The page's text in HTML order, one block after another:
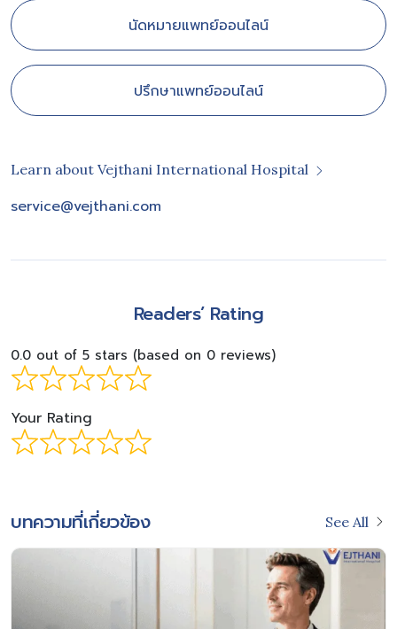
นัดหมายแพทย์ออนไลน์
ปรึกษาแพทย์ออนไลน์
Learn about Vejthani International Hospital
service@vejthani.com
Readers’ Rating
0.0 out of 5 stars (based on 0 reviews)
Your Rating
บทความที่เกี่ยวข้อง See All